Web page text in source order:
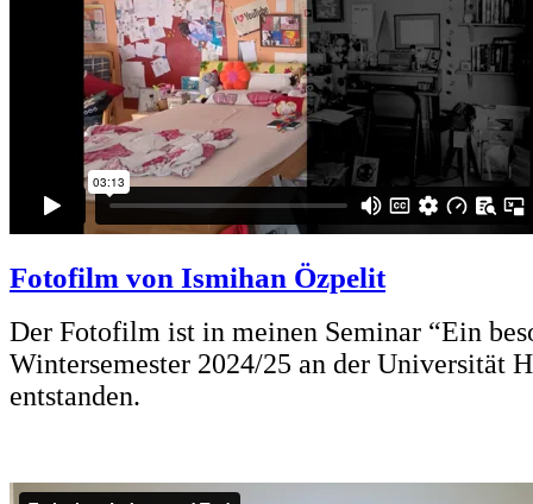
Fotofilm von Ismihan Özpelit
Der Fotofilm ist in meinen Seminar “Ein
Wintersemester 2024/25 an der Universität
entstanden.